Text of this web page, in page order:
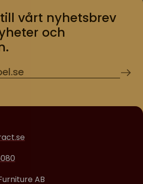
vårt nyhetsbrev
och
AB